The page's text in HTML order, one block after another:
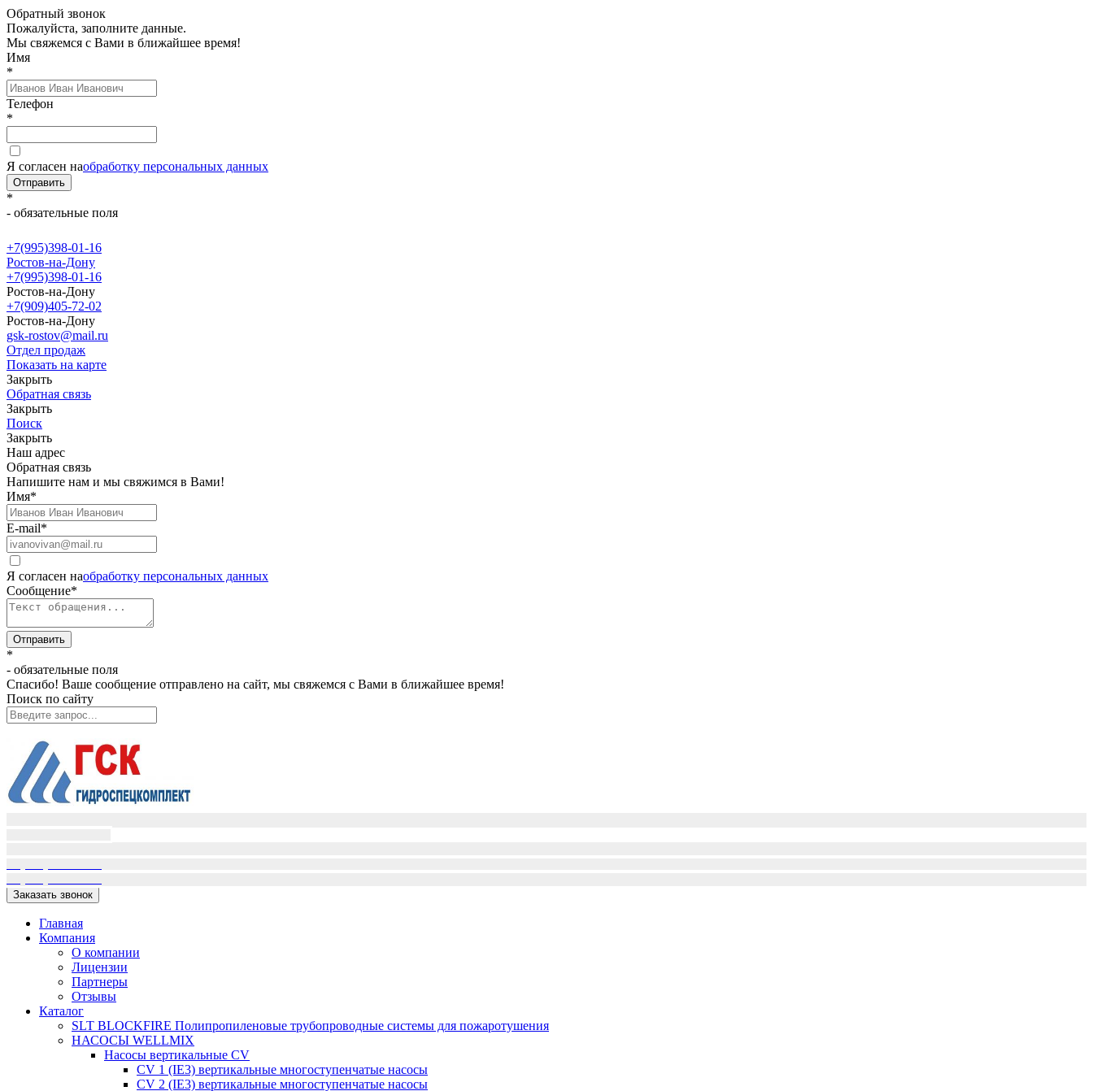
Обратный звонок
Пожалуйста, заполните данные.
Мы свяжемся с Вами в ближайшее время!
Имя
*
Телефон
*
Я согласен наобработку персональных данных
Отправить
*
- обязательные поля
+7(995)398-01-16
Ростов-на-Дону
+7(995)398-01-16
Ростов-на-Дону
+7(909)405-72-02
Ростов-на-Дону
gsk-rostov@mail.ru
Отдел продаж
Показать на карте
Закрыть
Обратная связь
Закрыть
Поиск
Закрыть
Наш адрес
Обратная связь
Напишите нам и мы свяжимся в Вами!
Имя*
E-mail*
Я согласен наобработку персональных данных
Сообщение*
Отправить
*
- обязательные поля
Спасибо! Ваше сообщение отправлено на сайт, мы свяжемся с Вами в ближайшее время!
Поиск по сайту
Заказать звонок
Главная
Компания
О компании
Лицензии
Партнеры
Отзывы
Каталог
SLT BLOCKFIRE Полипропиленовые трубопроводные системы для пожаротушения
НАСОСЫ WELLMIX
Насосы вертикальные CV
CV 1 (IE3) вертикальные многоступенчатые насосы
CV 2 (IE3) вертикальные многоступенчатые насосы